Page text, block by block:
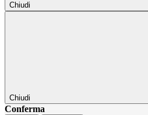
Chiudi
Chiudi
Conferma